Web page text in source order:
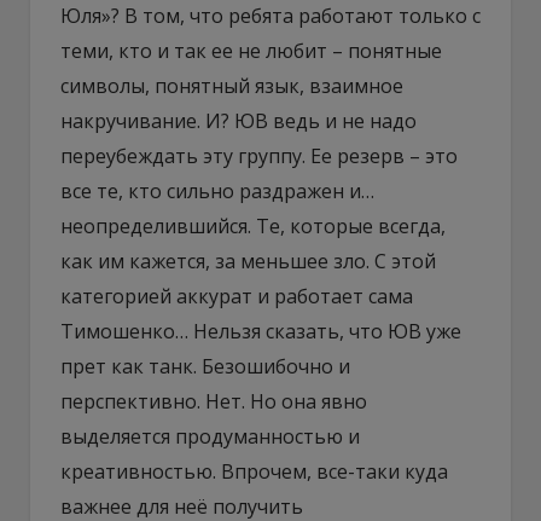
Юля»? В том, что ребята работают только с
теми, кто и так ее не любит – понятные
символы, понятный язык, взаимное
накручивание. И? ЮВ ведь и не надо
переубеждать эту группу. Ее резерв – это
все те, кто сильно раздражен и…
неопределившийся. Те, которые всегда,
как им кажется, за меньшее зло. С этой
категорией аккурат и работает сама
Тимошенко… Нельзя сказать, что ЮВ уже
прет как танк. Безошибочно и
перспективно. Нет. Но она явно
выделяется продуманностью и
креативностью. Впрочем, все-таки куда
важнее для неё получить